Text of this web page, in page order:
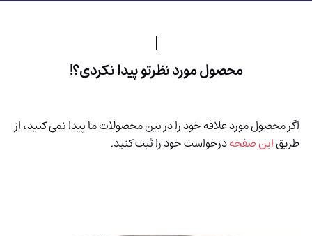
محصول مورد نظرتو پیدا نکردی؟!
اگر محصول مورد علاقه خود را در بین محصولات ما پیدا نمی کنید، از
طریقاین صفحهدرخواست خود را ثبت کنید.